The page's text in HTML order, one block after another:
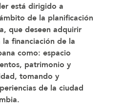
está dirigido a
de la planificación
que deseen adquirir
financiación de la
como: espacio
patrimonio y
tomando y
de la ciudad